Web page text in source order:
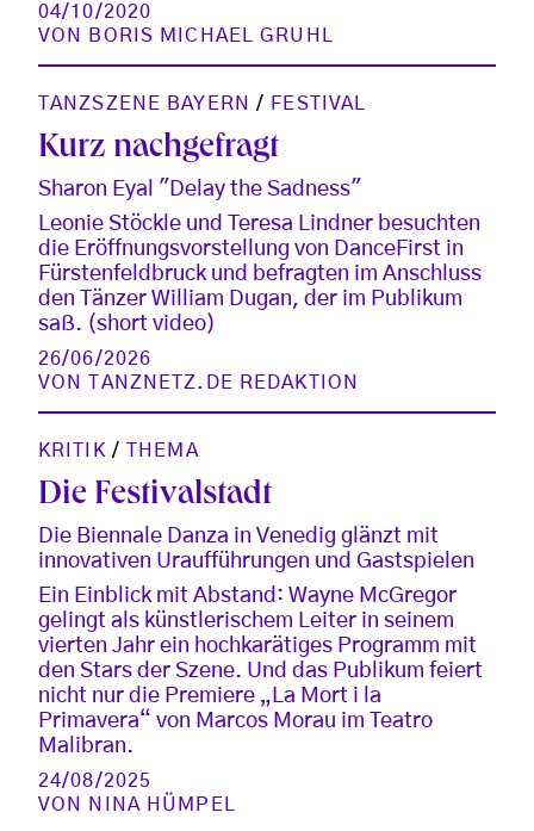
04/10/2020
VON
BORIS MICHAEL GRUHL
TANZSZENE BAYERN / FESTIVAL
Kurz nachgefragt
Sharon Eyal "Delay the Sadness"
Leonie Stöckle und Teresa Lindner besuchten
die Eröffnungsvorstellung von DanceFirst in
Fürstenfeldbruck und befragten im Anschluss
den Tänzer William Dugan, der im Publikum
saß. (short video)
26/06/2026
VON
TANZNETZ.DE REDAKTION
KRITIK / THEMA
Die Festivalstadt
Die Biennale Danza in Venedig glänzt mit
innovativen Uraufführungen und Gastspielen
Ein Einblick mit Abstand: Wayne McGregor
gelingt als künstlerischem Leiter in seinem
vierten Jahr ein hochkarätiges Programm mit
den Stars der Szene. Und das Publikum feiert
nicht nur die Premiere „La Mort i la
Primavera“ von Marcos Morau im Teatro
Malibran.
24/08/2025
VON
NINA HÜMPEL